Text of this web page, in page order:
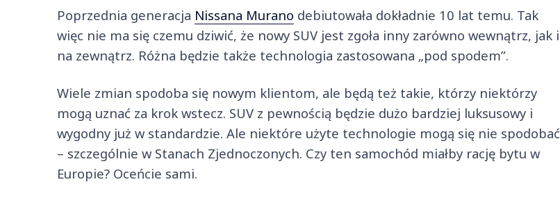
Poprzednia generacja Nissana Murano debiutowała dokładnie 10 lat temu. Tak
więc nie ma się czemu dziwić, że nowy SUV jest zgoła inny zarówno wewnątrz, jak i
na zewnątrz. Różna będzie także technologia zastosowana „pod spodem”.
Wiele zmian spodoba się nowym klientom, ale będą też takie, którzy niektórzy
mogą uznać za krok wstecz. SUV z pewnością będzie dużo bardziej luksusowy i
wygodny już w standardzie. Ale niektóre użyte technologie mogą się nie spodobać
– szczególnie w Stanach Zjednoczonych. Czy ten samochód miałby rację bytu w
Europie? Oceńcie sami.